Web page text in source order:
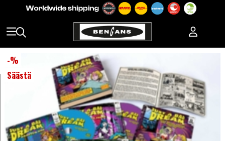
-%
Säästä